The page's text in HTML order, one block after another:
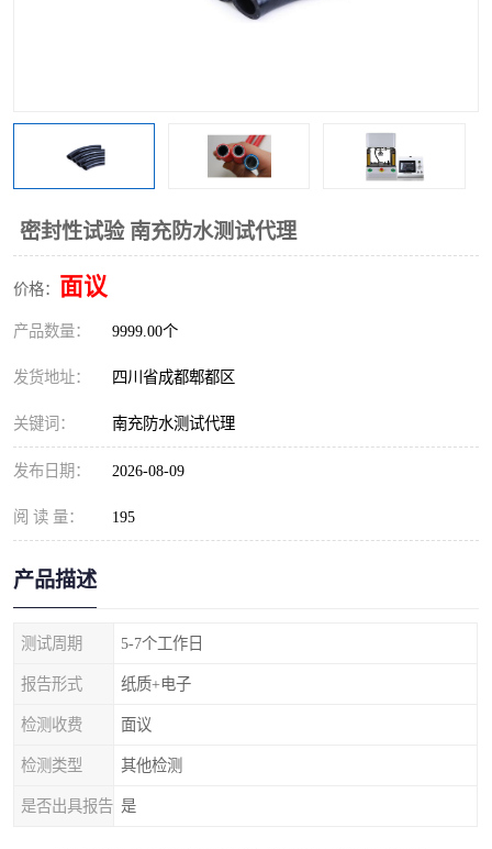
密封性试验 南充防水测试代理
价格： 面议
产品数量： 9999.00个
发货地址： 四川省成都郫都区
关键词： 南充防水测试代理
发布日期： 2026-08-09
阅 读 量： 195
产品描述
测试周期 5-7个工作日
报告形式 纸质+电子
检测收费 面议
检测类型 其他检测
是否出具报告 是